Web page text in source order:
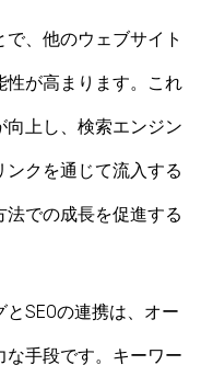
、他のウェブサイト
性が高まります。これ
上し、検索エンジン
クを通じて流入する
法での成長を促進する
SEOの連携は、オー
な手段です。キーワー